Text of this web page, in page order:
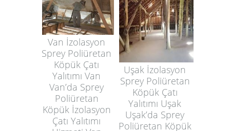
Van İzolasyon
Sprey Poliüretan
Köpük Çatı
Yalıtımı Van
Van’da Sprey
Poliüretan
Köpük İzolasyon
Çatı Yalıtımı
Uşak İzolasyon
Sprey Poliüretan
Köpük Çatı
Yalıtımı Uşak
Uşak’da Sprey
Poliüretan Köpük